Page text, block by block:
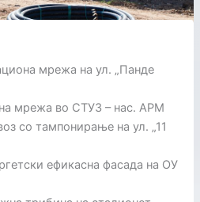
мрежа на ул. „Панде
мрежа во СТУ3 – нас. АРМ
со тампонирање на ул. „11
ефикасна фасада на ОУ